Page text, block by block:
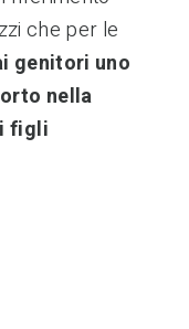
che per le
genitori uno
nella
figli